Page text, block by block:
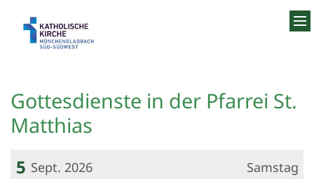
Gottesdienste in der Pfarrei St.
Matthias
Samstag
5 Sept. 2026